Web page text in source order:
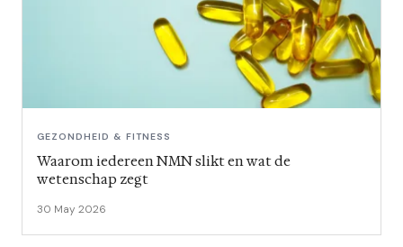
GEZONDHEID & FITNESS
Waarom iedereen NMN slikt en wat de
wetenschap zegt
30 May 2026